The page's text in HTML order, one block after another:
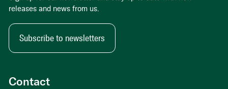
Contact
releases and news from us.
Subscribe to newsletters